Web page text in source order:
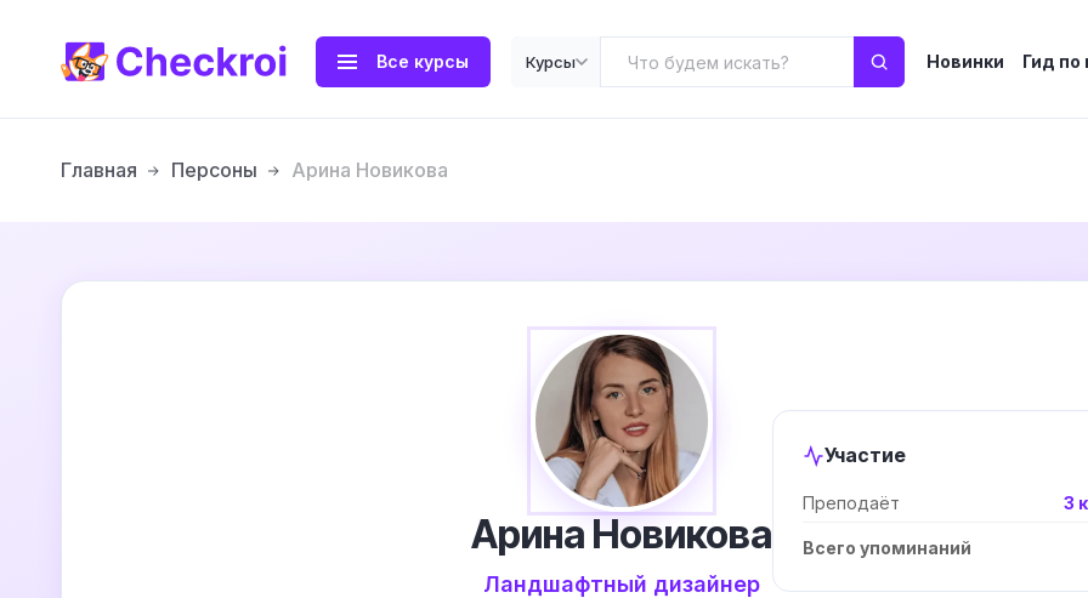
Все курсы Курсы Новинки Гид
Главная Персоны Арина Новикова
Арина Новикова
Ландшафтный дизайнер
Участие
Преподаёт 3
Всего упоминаний